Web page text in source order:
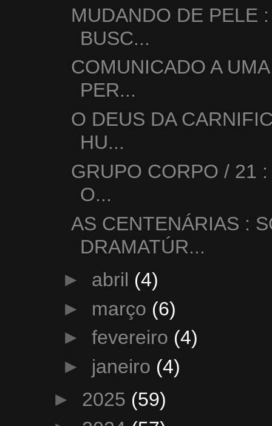
MUDANDO DE PELE
BUSC...
COMUNICADO A
PER...
O DEUS DA
HU...
GRUPO CORPO / 21
O...
AS CENTENÁRIAS :
DRAMATÚR...
► abril (4)
► março (6)
► fevereiro (4)
► janeiro (4)
► 2025 (59)